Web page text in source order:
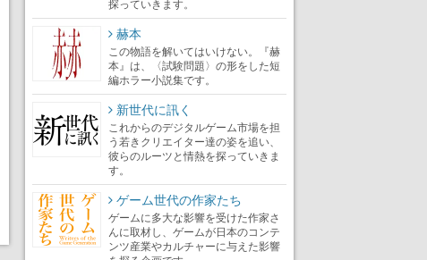
赫本
この物語を解いてはいけない。『赫
本』は、〈試験問題〉の形をした短
編ホラー小説集です。
新世代に訊く
これからのデジタルゲーム市場を担
う若きクリエイター達の姿を追い、
彼らのルーツと情熱を探っていきま
す。
ゲーム世代の作家たち
ゲームに多大な影響を受けた作家さ
んに取材し、ゲームが日本のコンテ
ンツ産業やカルチャーに与えた影響